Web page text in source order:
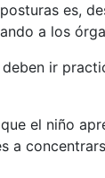
es,
a los
ir
el niño
a